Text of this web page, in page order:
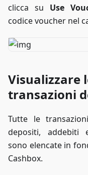
clicca su Use
codice voucher nel
Visualizzare
transazioni
Tutte le
depositi, addebiti
sono elencate in
Cashbox.